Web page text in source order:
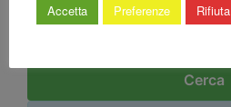
Cerca
Accetta Preferenze Rifiuta